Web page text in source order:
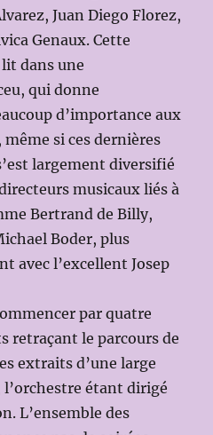
Juan Diego Florez,
Genaux. Cette
dans une
qui donne
d’importance aux
si ces dernières
largement diversifié
musicaux liés à
Bertrand de Billy,
Boder, plus
avec l’excellent Josep
par quatre
retraçant le parcours de
extraits d’une large
étant dirigé
L’ensemble des